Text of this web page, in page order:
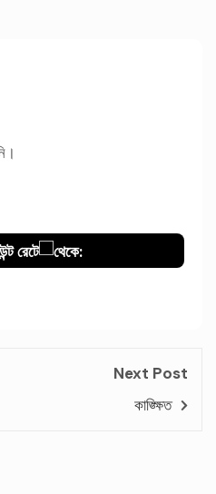
রেটে থেকে:
Next Post
কাঙ্ক্ষিত